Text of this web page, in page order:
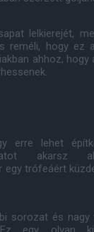
lelkierejét,
reméli, hogy ez
ahhoz, hogy
erre lehet
akarsz
egy trófeáért
sorozat és nagy